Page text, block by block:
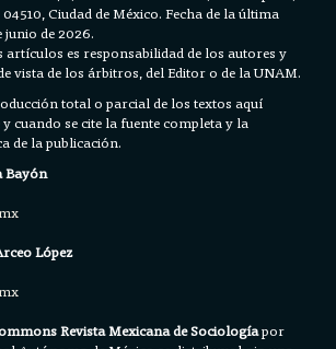
Ciudad de México. Fecha de la última
de 2026.
artículos es responsabilidad de los autores y
vista de los árbitros, del Editor o de la UNAM.
total o parcial de los textos aquí
cuando se cite la fuente completa y la
de la publicación.
Bayón
López
Revista Mexicana de Sociologíapor